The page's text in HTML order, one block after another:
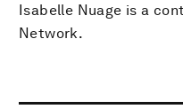
Isabelle Nuage is a
Network.